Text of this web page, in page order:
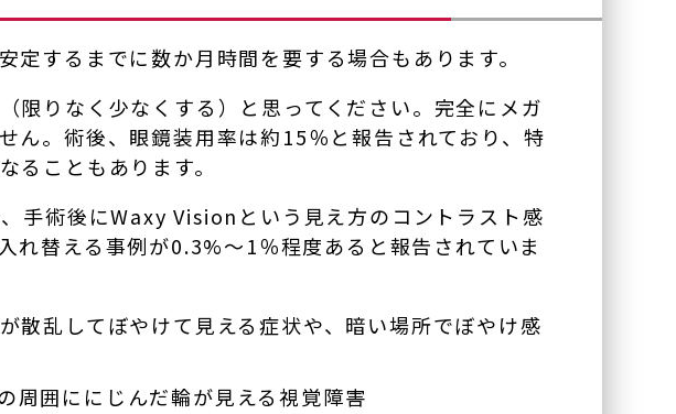
するまでに数か月時間を要する場合もあります。
限りなく少なくする）と思ってください。完全にメガ
ん。術後、眼鏡装用率は約15％と報告されており、特
ることもあります。
手術後にWaxy Visionという見え方のコントラスト感
れ替える事例が0.3%～1％程度あると報告されていま
散乱してぼやけて見える症状や、暗い場所でぼやけ感
周囲ににじんだ輪が見える視覚障害